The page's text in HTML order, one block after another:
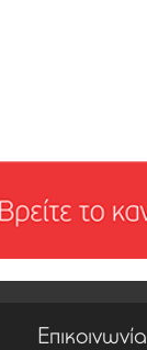
Επικοινωνία